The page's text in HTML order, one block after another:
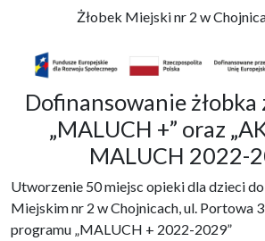
Żłobek Miejski nr 2 w
Dofinansowanie
„MALUCH +” oraz
MALUCH 2022-
Utworzenie 50 miejsc opieki dla dzieci
Miejskim nr 2 w Chojnicach, ul. Portowa
programu „MALUCH + 2022-2029”